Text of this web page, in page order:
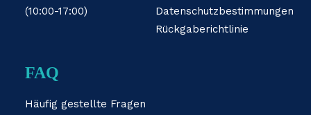
(10:00-17:00)
Datenschutzbestimmungen
Rückgaberichtlinie
FAQ
Häufig gestellte Fragen